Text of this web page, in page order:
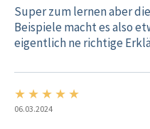
Super zum lernen aber
Beispiele macht es also
eigentlich ne richtige
★ ★ ★ ★ ★
06.03.2024